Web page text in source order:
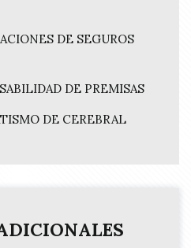
DE SEGUROS
DE PREMISAS
DE CEREBRAL